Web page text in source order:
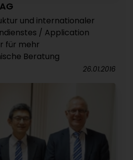
und internationaler
/ Application
für mehr
Beratung
26.01.2016